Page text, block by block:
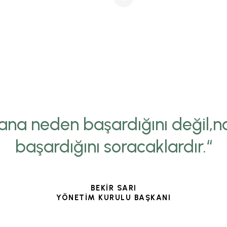
neden başardığını
başardığını soracaklardır.“
BEKİR SARI
YÖNETİM KURULU BAŞKANI